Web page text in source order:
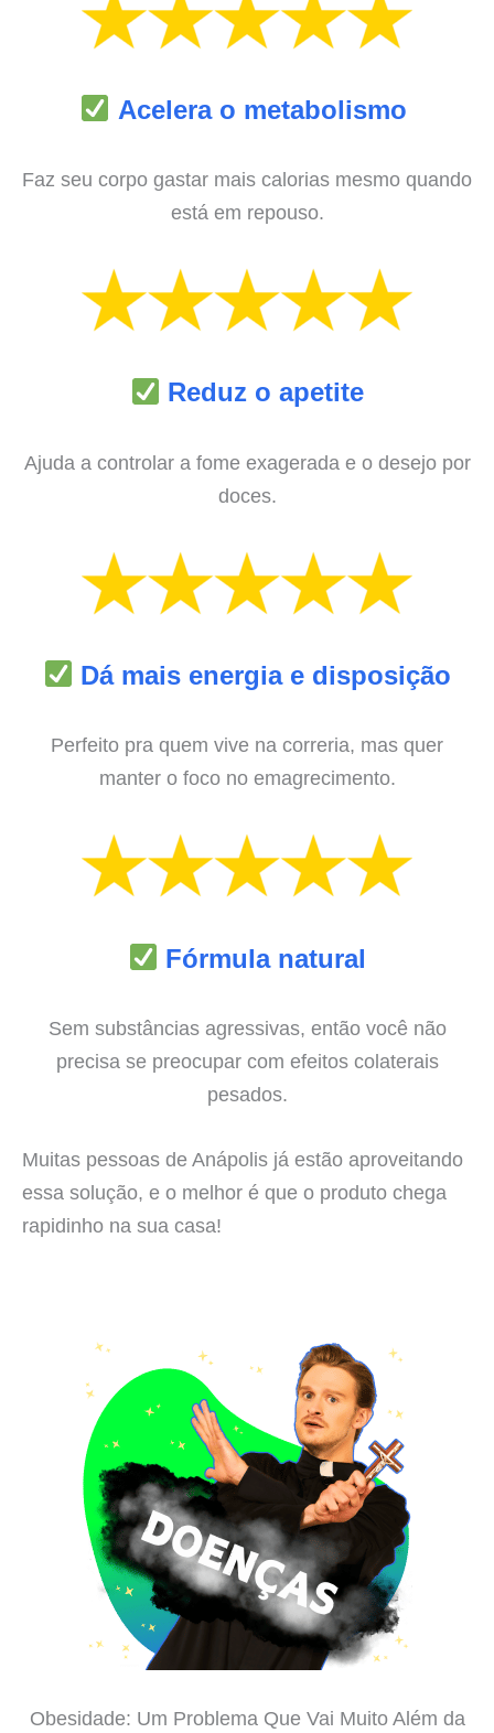
Acelera o metabolismo
Faz seu corpo gastar mais calorias mesmo quando
está em repouso.
Reduz o apetite
Ajuda a controlar a fome exagerada e o desejo por
doces.
Dá mais energia e disposição
Perfeito pra quem vive na correria, mas quer
manter o foco no emagrecimento.
Fórmula natural
Sem substâncias agressivas, então você não
precisa se preocupar com efeitos colaterais
pesados.
Muitas pessoas de Anápolis já estão aproveitando
essa solução, e o melhor é que o produto chega
rapidinho na sua casa!
Obesidade: Um Problema Que Vai Muito Além da